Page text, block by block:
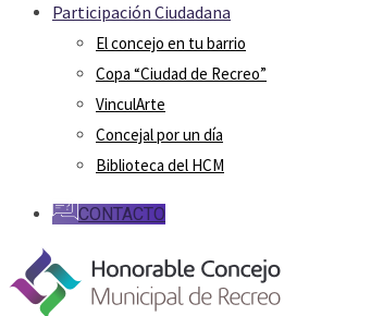
Participación Ciudadana
El concejo en tu barrio
Copa “Ciudad de Recreo”
VinculArte
Concejal por un día
Biblioteca del HCM
CONTACTO